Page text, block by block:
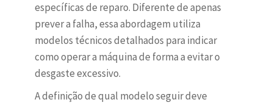
específicas de reparo. Diferente de apenas
prever a falha, essa abordagem utiliza
modelos técnicos detalhados para indicar
como operar a máquina de forma a evitar o
desgaste excessivo.
A definição de qual modelo seguir deve